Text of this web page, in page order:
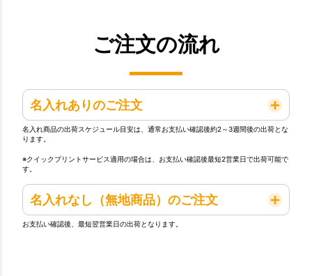
ご注文の流れ
名入れありのご注文
名入れ商品の出荷スケジュール目安は、通常お支払い確認後約2～3週間後の出荷とな
ります。
※クイックプリントサービス適用の場合は、お支払い確認後最短2営業日で出荷可能で
す。
名入れなし（無地商品）のご注文
お支払い確認後、最短翌営業日の出荷となります。